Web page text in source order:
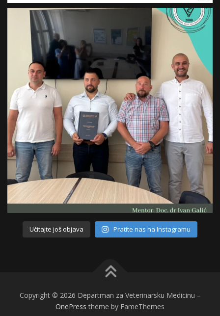
Učitajte još objava Pratite nas na Instagramu
Copyright © 2026 Departman za Veterinarsku Medicinu –
OnePress theme by FameThemes